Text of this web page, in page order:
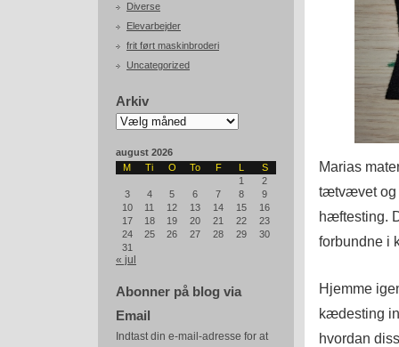
Diverse
Elevarbejder
frit ført maskinbroderi
Uncategorized
Arkiv
Arkiv
august 2026
M
Ti O To F L
S
1
2
3
4 5 6 7 8
9
10
11 12 13 14 15
16
17
18 19 20 21 22
23
24
25 26 27 28 29
30
31
« jul
Abonner på blog via
Email
Indtast din e-mail-adresse for at
Marias
tætvævet og
hæftesting.
forbundne i
Hjemme
kædesting
hvordan